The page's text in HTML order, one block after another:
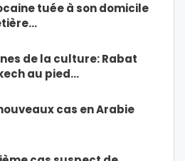
tuée à son domicile
de la culture: Rabat
au pied…
cas en Arabie